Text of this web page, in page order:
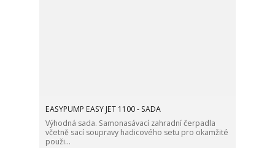
EASYPUMP EASY JET 1100 - SADA
Výhodná sada. Samonasávací zahradní čerpadla
včetně sací soupravy hadicového setu pro okamžité
použi...